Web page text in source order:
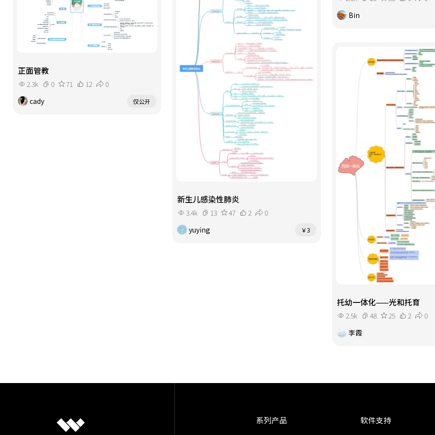
Bin
正面管教
2.3k 0 71 12
0
cady
仅公开
新生儿感染性肺炎
3.4k 13 47 2
0
yuying
￥3
托幼一体化——光和托育
2.5k 48 25 2
0
李霞
系列产品 软件支持